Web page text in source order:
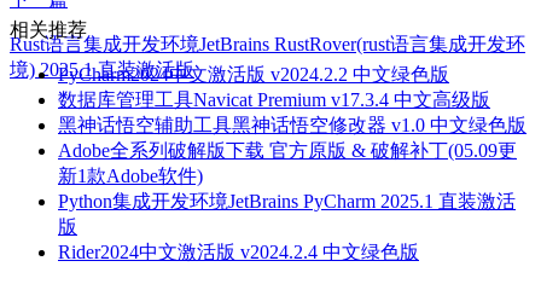
Rust语言集成开发环境JetBrains RustRover(rust语言集成开发环
境) 2025.1 直装激活版
相关推荐
PyCharm2024中文激活版 v2024.2.2 中文绿色版
数据库管理工具Navicat Premium v17.3.4 中文高级版
黑神话悟空辅助工具黑神话悟空修改器 v1.0 中文绿色版
Adobe全系列破解版下载 官方原版 & 破解补丁(05.09更
新1款Adobe软件)
Python集成开发环境JetBrains PyCharm 2025.1 直装激活
版
Rider2024中文激活版 v2024.2.4 中文绿色版